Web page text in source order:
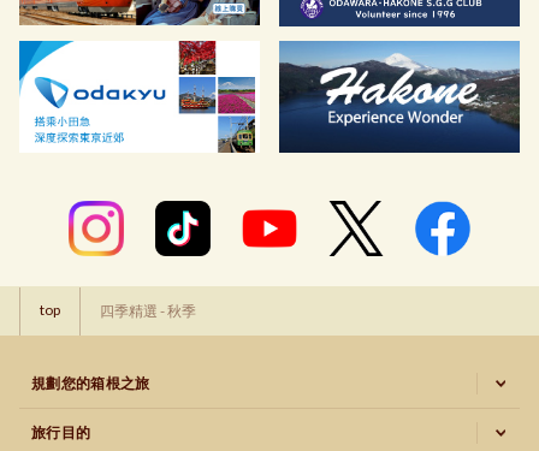
top 四季精選 - 秋季
規劃您的箱根之旅
旅行目的